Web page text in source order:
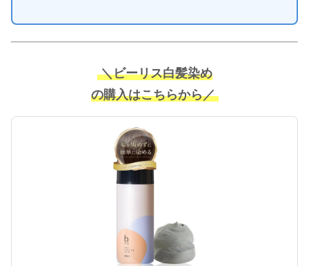
＼ビーリス白髪染め
の購入はこちらから／